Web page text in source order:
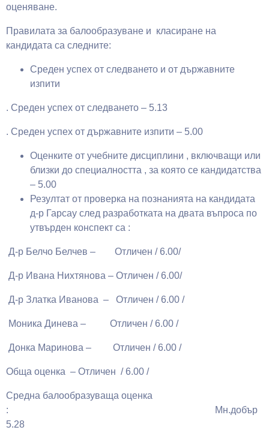
оценяване.
Правилата за балообразуване и класиране на
кандидата са следните:
Среден успех от следването и от държавните
изпити
. Среден успех от следването – 5.13
. Среден успех от държавните изпити – 5.00
Оценките от учебните дисциплини , включващи или
близки до специалността , за която се кандидатства
– 5.00
Резултат от проверка на познанията на кандидата
д-р Гарсау след разработката на двата въпроса по
утвърден конспект са :
Д-р Белчо Белчев – Отличен / 6.00/
Д-р Ивана Нихтянова – Отличен / 6.00/
Д-р Златка Иванова – Отличен / 6.00 /
Моника Динева – Отличен / 6.00 /
Донка Маринова – Отличен / 6.00 /
Обща оценка – Отличен / 6.00 /
Средна балообразуваща оценка
: Мн.добър
5.28